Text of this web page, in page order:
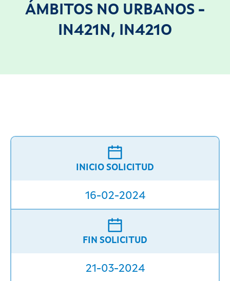
ÁMBITOS NO URBANOS -
IN421N, IN421O
INICIO SOLICITUD
16-02-2024
FIN SOLICITUD
21-03-2024